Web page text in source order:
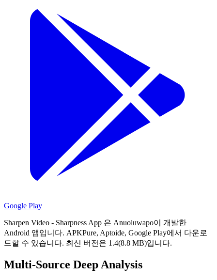
Google Play
Sharpen Video - Sharpness App 은 Anuoluwapo이 개발한
Android 앱입니다. APKPure, Aptoide, Google Play에서 다운로
드할 수 있습니다. 최신 버전은 1.4(8.8 MB)입니다.
Multi-Source Deep Analysis